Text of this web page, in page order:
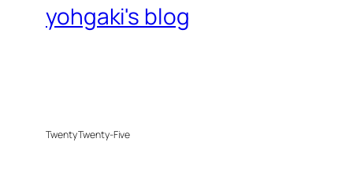
yohgaki's blog
Twenty Twenty-Five